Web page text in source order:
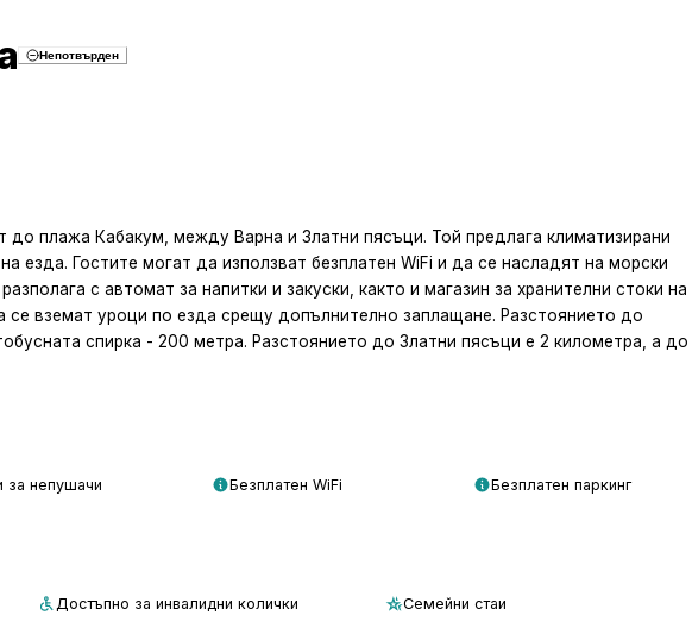
Непотвърден
до плажа Кабакум, между Варна и Златни пясъци. Той предлага климатизирани
езда. Гостите могат да използват безплатен WiFi и да се насладят на морски
с автомат за напитки и закуски, както и магазин за хранителни стоки на
вземат уроци по езда срещу допълнително заплащане. Разстоянието до
спирка - 200 метра. Разстоянието до Златни пясъци е 2 километра, а до
за непушачи Безплатен WiFi Безплатен паркинг
Достъпно за инвалидни колички Семейни стаи